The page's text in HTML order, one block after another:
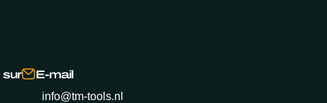
E-mail
info@tm-tools.nl